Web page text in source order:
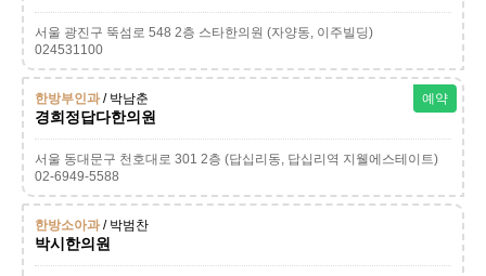
서울 광진구 뚝섬로 548 2층 스타한의원 (자양동, 이주빌딩)
024531100
한방부인과/ 박남춘
경희정답다한의원
예약
서울 동대문구 천호대로 301 2층 (답십리동, 답십리역 지웰에스테이트)
02-6949-5588
한방소아과/ 박범찬
박시한의원